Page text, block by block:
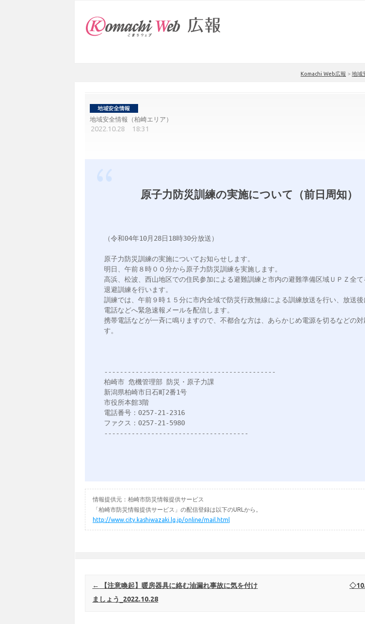
Komachi Web広報 > 地域
地域安全情報（柏崎エリア）
2022.10.28 18:31
原子力防災訓練の実施について（前日周知）
（令和04年10月28日18時30分放送）
原子力防災訓練の実施についてお知らせします。
明日、午前８時００分から原子力防災訓練を実施します。
高浜、松波、西山地区での住民参加による避難訓練と市内の避難準備区域ＵＰＺ全
退避訓練を行います。
訓練では、午前９時１５分に市内全域で防災行政無線による訓練放送を行い、放送
電話などへ緊急速報メールを配信します。
携帯電話などが一斉に鳴りますので、不都合な方は、あらかじめ電源を切るなどの対
す。
--------------------------------------------
柏崎市 危機管理部 防災・原子力課
新潟県柏崎市日石町2番1号
市役所本館3階
電話番号：0257-21-2316
ファクス：0257-21-5980
-------------------------------------
情報提供元：柏崎市防災情報提供サービス
「柏崎市防災情報提供サービス」の配信登録は以下のURLから。
http://www.city.kashiwazaki.lg.jp/online/mail.html
Post navigation
←
【注意喚起】暖房器具に絡む油漏れ事故に気を付け
ましょう_2022.10.28